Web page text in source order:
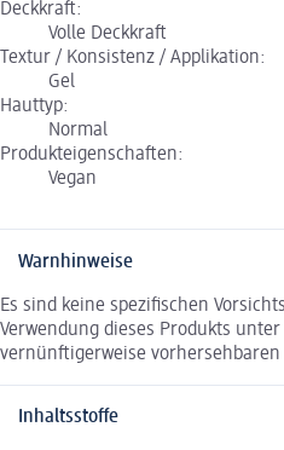
Deckkraft:
Volle Deckkraft
Textur / Konsistenz / Applikation:
Gel
Hauttyp:
Normal
Produkteigenschaften:
Vegan
Warnhinweise
Es sind keine spezifischen
Verwendung dieses Produkts
vernünftigerweise
Inhaltsstoffe